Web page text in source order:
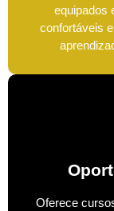
equipados
confortáveis
Oferece